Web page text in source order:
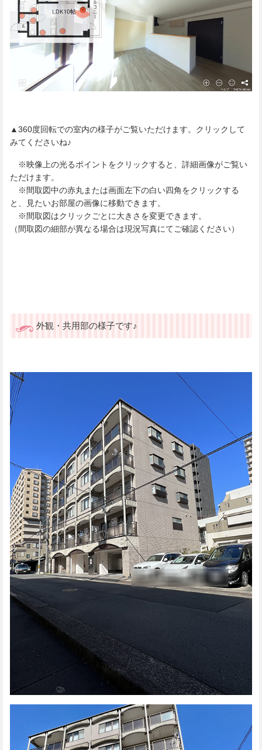
▲360度回転での室内の様子がご覧いただけます。クリックして
みてくださいね♪
※映像上の光るポイントをクリックすると、詳細画像がご覧い
ただけます。
※間取図中の赤丸または画面左下の白い四角をクリックする
と、見たいお部屋の画像に移動できます。
※間取図はクリックごとに大きさを変更できます。
（間取図の細部が異なる場合は現況写真にてご確認ください）
外観・共用部の様子です♪